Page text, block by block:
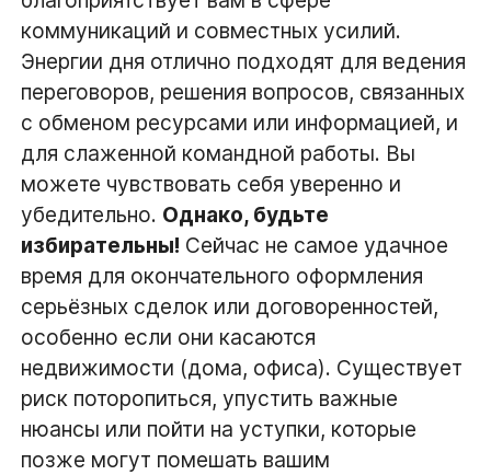
коммуникаций и совместных усилий.
Энергии дня отлично подходят для ведения
переговоров, решения вопросов, связанных
с обменом ресурсами или информацией, и
для слаженной командной работы. Вы
можете чувствовать себя уверенно и
убедительно. Однако, будьте
избирательны! Сейчас не самое удачное
время для окончательного оформления
серьёзных сделок или договоренностей,
особенно если они касаются
недвижимости (дома, офиса). Существует
риск поторопиться, упустить важные
нюансы или пойти на уступки, которые
позже могут помешать вашим